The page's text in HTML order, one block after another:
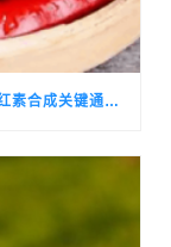
遗传转化和靶向代谢组学技术筛选出调控辣椒红素合成关键通路基因的候选转录因子CALSH10